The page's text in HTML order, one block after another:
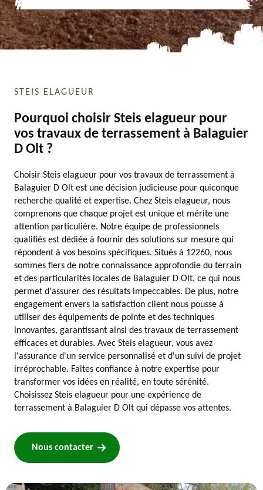
STEIS ELAGUEUR
Pourquoi choisir Steis elagueur pour
vos travaux de terrassement à Balaguier
D Olt ?
Choisir Steis elagueur pour vos travaux de terrassement à
Balaguier D Olt est une décision judicieuse pour quiconque
recherche qualité et expertise. Chez Steis elagueur, nous
comprenons que chaque projet est unique et mérite une
attention particulière. Notre équipe de professionnels
qualifiés est dédiée à fournir des solutions sur mesure qui
répondent à vos besoins spécifiques. Situés à 12260, nous
sommes fiers de notre connaissance approfondie du terrain
et des particularités locales de Balaguier D Olt, ce qui nous
permet d'assurer des résultats impeccables. De plus, notre
engagement envers la satisfaction client nous pousse à
utiliser des équipements de pointe et des techniques
innovantes, garantissant ainsi des travaux de terrassement
efficaces et durables. Avec Steis elagueur, vous avez
l'assurance d'un service personnalisé et d'un suivi de projet
irréprochable. Faites confiance à notre expertise pour
transformer vos idées en réalité, en toute sérénité.
Choisissez Steis elagueur pour une expérience de
terrassement à Balaguier D Olt qui dépasse vos attentes.
Nous contacter